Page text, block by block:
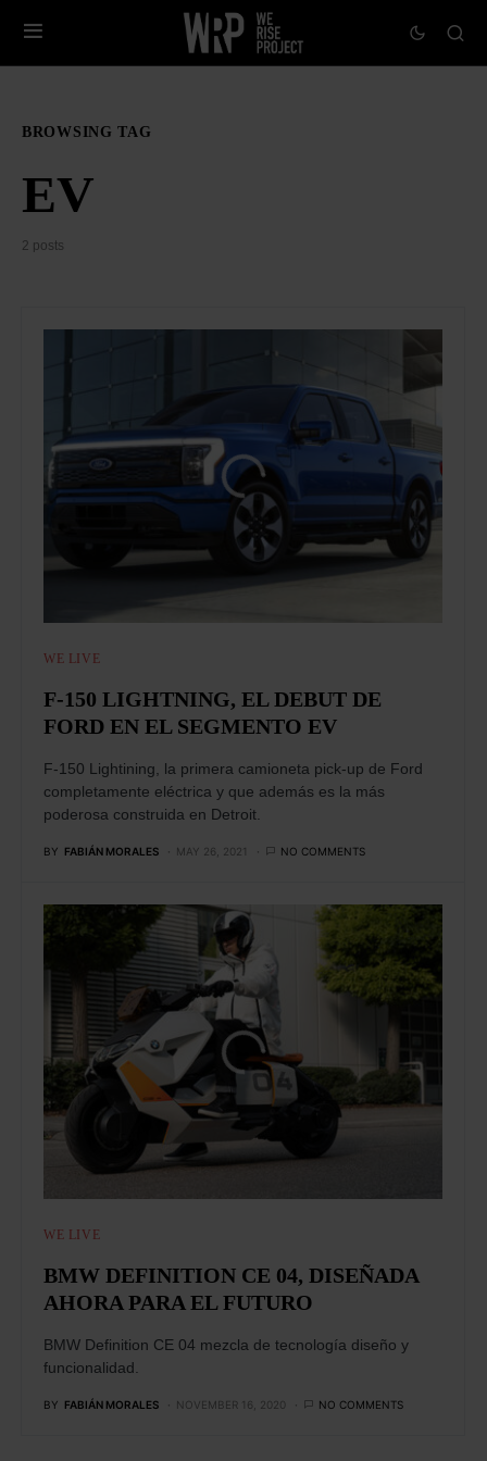
BROWSING TAG
EV
2 posts
WE LIVE
F-150 LIGHTNING, EL DEBUT DE
FORD EN EL SEGMENTO EV
F-150 Lightining, la primera camioneta pick-up de Ford
completamente eléctrica y que además es la más
poderosa construida en Detroit.
BY FABIÁN MORALES MAY 26, 2021 NO COMMENTS
WE LIVE
BMW DEFINITION CE 04, DISEÑADA
AHORA PARA EL FUTURO
BMW Definition CE 04 mezcla de tecnología diseño y
funcionalidad.
BY FABIÁN MORALES NOVEMBER 16, 2020 NO COMMENTS